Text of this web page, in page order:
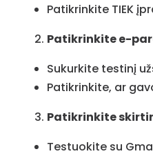
Patikrinkite TIEK
Patikrinkite e-
Sukurkite testinį
Patikrinkite, ar
Patikrinkite
Testuokite su